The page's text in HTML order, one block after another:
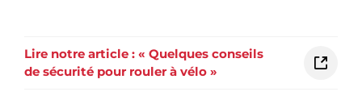
Lire notre article : « Quelques conseils
de sécurité pour rouler à vélo »